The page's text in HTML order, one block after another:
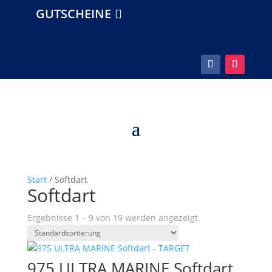
GUTSCHEINE
Start/ Softdart
Softdart
Ergebnisse 1 – 9 von 19 werden angezeigt